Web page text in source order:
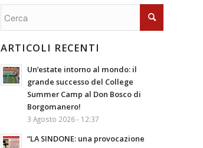
ARTICOLI RECENTI
Un’estate intorno al mondo: il
grande successo del College
Summer Camp al Don Bosco di
Borgomanero!
3 Agosto 2026 - 12:37
“LA SINDONE: una provocazione